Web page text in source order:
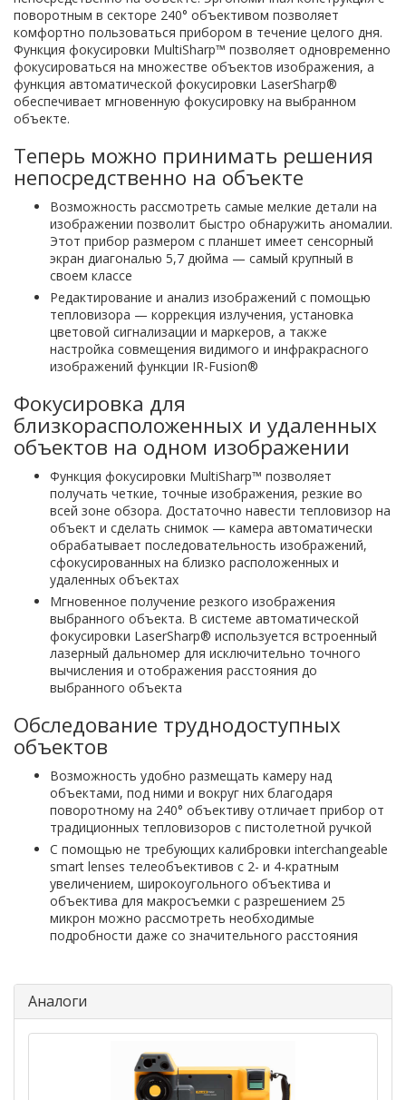
поворотным в секторе 240° объективом позволяет
комфортно пользоваться прибором в течение целого дня.
Функция фокусировки MultiSharp™ позволяет одновременно
фокусироваться на множестве объектов изображения, а
функция автоматической фокусировки LaserSharp®
обеспечивает мгновенную фокусировку на выбранном
объекте.
Теперь можно принимать решения
непосредственно на объекте
Возможность рассмотреть самые мелкие детали на
изображении позволит быстро обнаружить аномалии.
Этот прибор размером с планшет имеет сенсорный
экран диагональю 5,7 дюйма — самый крупный в
своем классе
Редактирование и анализ изображений с помощью
тепловизора — коррекция излучения, установка
цветовой сигнализации и маркеров, а также
настройка совмещения видимого и инфракрасного
изображений функции IR-Fusion®
Фокусировка для
близкорасположенных и удаленных
объектов на одном изображении
Функция фокусировки MultiSharp™ позволяет
получать четкие, точные изображения, резкие во
всей зоне обзора. Достаточно навести тепловизор на
объект и сделать снимок — камера автоматически
обрабатывает последовательность изображений,
сфокусированных на близко расположенных и
удаленных объектах
Мгновенное получение резкого изображения
выбранного объекта. В системе автоматической
фокусировки LaserSharp® используется встроенный
лазерный дальномер для исключительно точного
вычисления и отображения расстояния до
выбранного объекта
Обследование труднодоступных
объектов
Возможность удобно размещать камеру над
объектами, под ними и вокруг них благодаря
поворотному на 240° объективу отличает прибор от
традиционных тепловизоров с пистолетной ручкой
С помощью не требующих калибровки interchangeable
smart lenses телеобъективов с 2- и 4-кратным
увеличением, широкоугольного объектива и
объектива для макросъемки с разрешением 25
микрон можно рассмотреть необходимые
подробности даже со значительного расстояния
Аналоги